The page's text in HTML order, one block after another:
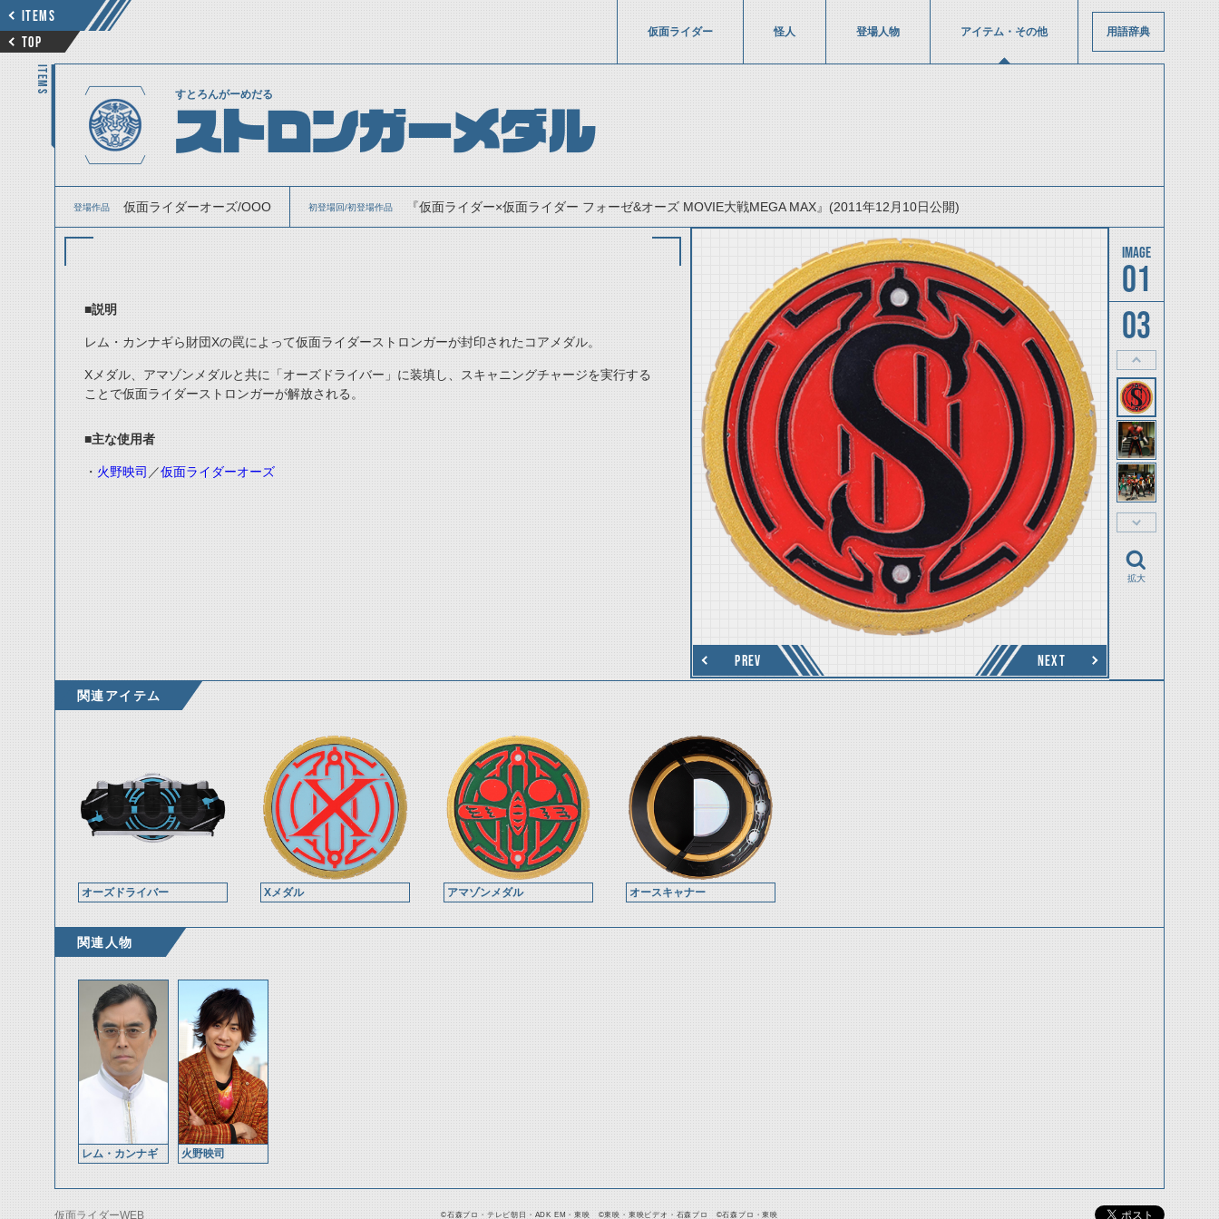
ITEMS
TOP
仮面ライダー 怪人 登場人物 アイテム・その他 用語辞典
ITEMS
すとろんがーめだる
ストロンガーメダル
登場作品 仮面ライダーオーズ/OOO 初登場回/初登場作品 『仮面ライダー×仮面ライダー フォーゼ&オーズ MOVIE大戦MEGA MAX』(2011年12月10日公開)
■説明
レム・カンナギら財団Xの罠によって仮面ライダーストロンガーが封印されたコアメダル。
Xメダル、アマゾンメダルと共に「オーズドライバー」に装填し、スキャニングチャージを実行する
ことで仮面ライダーストロンガーが解放される。
■主な使用者
・ 火野映司 ／仮面ライダーオーズ
PREV NEXT
01
03
thumbnail Prev
thumbnail Next
拡大
関連アイテム
オーズドライバー Xメダル アマゾンメダル オースキャナー
関連人物
レム・カンナギ 火野映司
©石森プロ・テレビ朝日・ADK EM・東映 ©東映・東映ビデオ・石森プロ ©石森プロ・東映
仮面ライダーWEB